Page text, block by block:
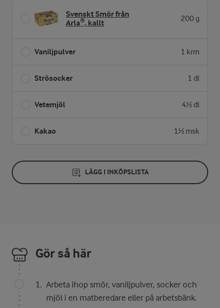
Svenskt Smör från
Arla®, kallt
200 g
Vaniljpulver 1 krm
Strösocker 1 dl
Vetemjöl 4½ dl
Kakao 1½ msk
LÄGG I INKÖPSLISTA
Gör så här
Arbeta ihop smör, vaniljpulver, socker och
mjöl i en matberedare eller på arbetsbänk.